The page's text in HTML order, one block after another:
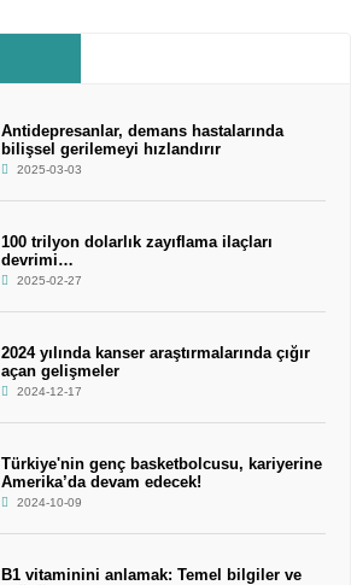
Antidepresanlar, demans hastalarında
bilişsel gerilemeyi hızlandırır
2025-03-03
100 trilyon dolarlık zayıflama ilaçları
devrimi…
2025-02-27
2024 yılında kanser araştırmalarında çığır
açan gelişmeler
2024-12-17
Türkiye'nin genç basketbolcusu, kariyerine
Amerika’da devam edecek!
2024-10-09
B1 vitaminini anlamak: Temel bilgiler ve